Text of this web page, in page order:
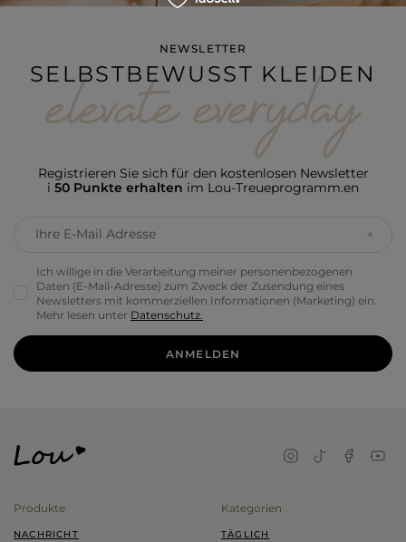
NEWSLETTER
SELBSTBEWUSST KLEIDEN
Registrieren Sie sich für den kostenlosen Newsletter
i 50 Punkte erhalten im Lou-Treueprogramm.en
Ihre E-Mail Adresse
Ich willige in die Verarbeitung meiner personenbezogenen
Daten (E-Mail-Adresse) zum Zweck der Zusendung eines
Newsletters mit kommerziellen Informationen (Marketing) ein.
Mehr lesen unter Datenschutz.
ANMELDEN
Produkte
NACHRICHT
Kategorien
TÄGLICH